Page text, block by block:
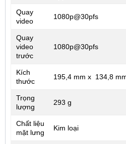
Quay
video
1080p@30pfs
Quay
video
trước
1080p@30pfs
Kích
thước
195,4 mm x 134,8
Trọng
lượng
293 g
Chất liệu
mặt lưng
Kim loại